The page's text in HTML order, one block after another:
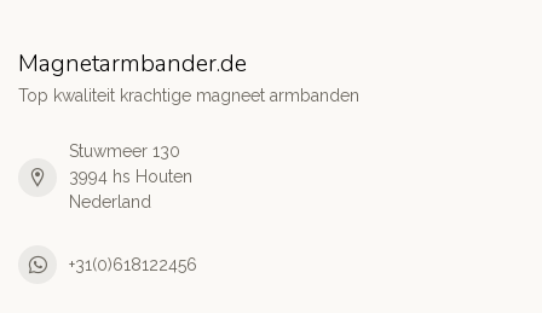
Magnetarmbander.de
Top kwaliteit krachtige magneet armbanden
Stuwmeer 130
3994 hs Houten
Nederland
+31(0)618122456